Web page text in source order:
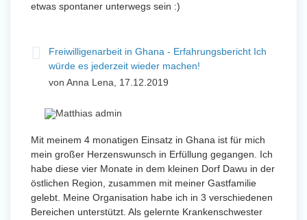
etwas spontaner unterwegs sein :)
Freiwilligenarbeit in Ghana - Erfahrungsbericht Ich
würde es jederzeit wieder machen!
von Anna Lena, 17.12.2019
Mit meinem 4 monatigen Einsatz in Ghana ist für mich
mein großer Herzenswunsch in Erfüllung gegangen. Ich
habe diese vier Monate in dem kleinen Dorf Dawu in der
östlichen Region, zusammen mit meiner Gastfamilie
gelebt. Meine Organisation habe ich in 3 verschiedenen
Bereichen unterstützt. Als gelernte Krankenschwester